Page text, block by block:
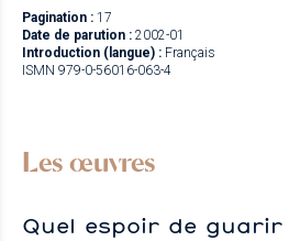
Pagination : 17
Date de parution : 2002-01
Introduction (langue) : Français
ISMN 979-0-56016-063-4
Les œuvres
Quel espoir de guarir